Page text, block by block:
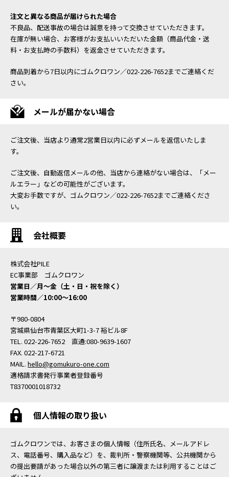
注文と異なる商品が届けられた場合
不良品、配送事故の場合は誠意を持って交換させていただきます。
在庫が無い場合、お客様がお支払いいただいた金額（商品代金・送
料・お支払時の手数料）を返金させていただきます。
商品到着から7日以内にゴムクロワン／022-226-7652までご連絡くだ
さい。
メールが届かない場合
ご注文後、当店より通常2営業日以内に必ずメールを返信いたしま
す。
ご注文後、自動返信メールの他、当店から連絡がない場合は、「メー
ルエラー」などの可能性がございます。
大変お手数ですが、ゴムクロワン／022-226-7652までご連絡くださ
い。
会社概要
株式会社PILE
EC事業部 ゴムクロワン
営業日／月〜金（土・日・祝を除く）
営業時間／10:00〜16:00
〒980-0804
宮城県仙台市青葉区大町1-3-7 裕ビル8F
TEL. 022-226-7652 直通:080-9639-1607
FAX. 022-217-6721
MAIL. hello@gomukuro-one.com
適格請求書発行事業者登録番号
T8370001018732
個人情報の取り扱い
ゴムクロワンでは、お客さまの個人情報（住所氏名、メールアドレ
ス、電話番号、購入品など）を、裁判所・警察機関等、公共機関から
の提出要請があった場合以外の第三者に譲渡または利用することはご